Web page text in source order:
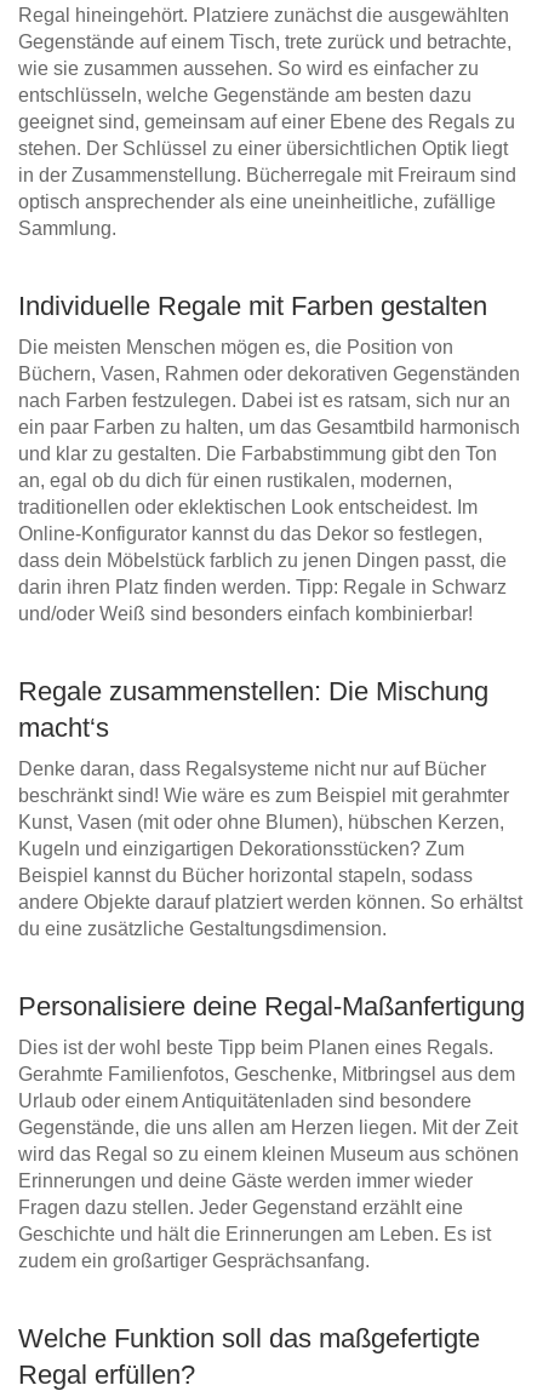
Regal hineingehört. Platziere zunächst die ausgewählten
Gegenstände auf einem Tisch, trete zurück und betrachte,
wie sie zusammen aussehen. So wird es einfacher zu
entschlüsseln, welche Gegenstände am besten dazu
geeignet sind, gemeinsam auf einer Ebene des Regals zu
stehen. Der Schlüssel zu einer übersichtlichen Optik liegt
in der Zusammenstellung. Bücherregale mit Freiraum sind
optisch ansprechender als eine uneinheitliche, zufällige
Sammlung.
Individuelle Regale mit Farben gestalten
Die meisten Menschen mögen es, die Position von
Büchern, Vasen, Rahmen oder dekorativen Gegenständen
nach Farben festzulegen. Dabei ist es ratsam, sich nur an
ein paar Farben zu halten, um das Gesamtbild harmonisch
und klar zu gestalten. Die Farbabstimmung gibt den Ton
an, egal ob du dich für einen rustikalen, modernen,
traditionellen oder eklektischen Look entscheidest. Im
Online-Konfigurator kannst du das Dekor so festlegen,
dass dein Möbelstück farblich zu jenen Dingen passt, die
darin ihren Platz finden werden. Tipp: Regale in Schwarz
und/oder Weiß sind besonders einfach kombinierbar!
Regale zusammenstellen: Die Mischung
macht‘s
Denke daran, dass Regalsysteme nicht nur auf Bücher
beschränkt sind! Wie wäre es zum Beispiel mit gerahmter
Kunst, Vasen (mit oder ohne Blumen), hübschen Kerzen,
Kugeln und einzigartigen Dekorationsstücken? Zum
Beispiel kannst du Bücher horizontal stapeln, sodass
andere Objekte darauf platziert werden können. So erhältst
du eine zusätzliche Gestaltungsdimension.
Personalisiere deine Regal-Maßanfertigung
Dies ist der wohl beste Tipp beim Planen eines Regals.
Gerahmte Familienfotos, Geschenke, Mitbringsel aus dem
Urlaub oder einem Antiquitätenladen sind besondere
Gegenstände, die uns allen am Herzen liegen. Mit der Zeit
wird das Regal so zu einem kleinen Museum aus schönen
Erinnerungen und deine Gäste werden immer wieder
Fragen dazu stellen. Jeder Gegenstand erzählt eine
Geschichte und hält die Erinnerungen am Leben. Es ist
zudem ein großartiger Gesprächsanfang.
Welche Funktion soll das maßgefertigte
Regal erfüllen?